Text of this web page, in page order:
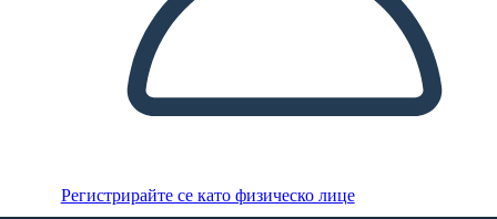
Регистрирайте се като физическо лице